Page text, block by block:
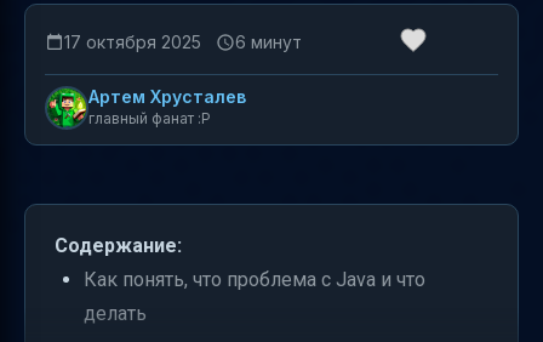
17 октября 2025 6 минут
Артем Хрусталев
главный фанат :P
Содержание:
Как понять, что проблема с Java и что
делать